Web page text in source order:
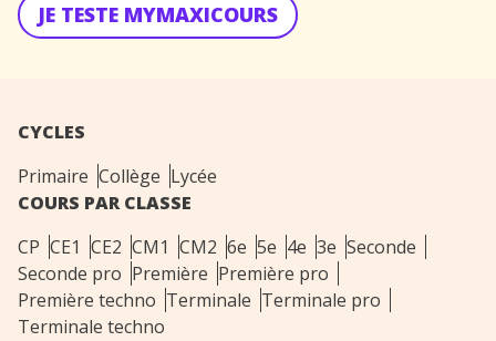
JE TESTE MYMAXICOURS
CYCLES
Primaire Collège Lycée
COURS PAR CLASSE
CP CE1 CE2 CM1 CM2 6e 5e 4e 3e Seconde
Seconde pro Première Première pro
Première techno Terminale Terminale pro
Terminale techno